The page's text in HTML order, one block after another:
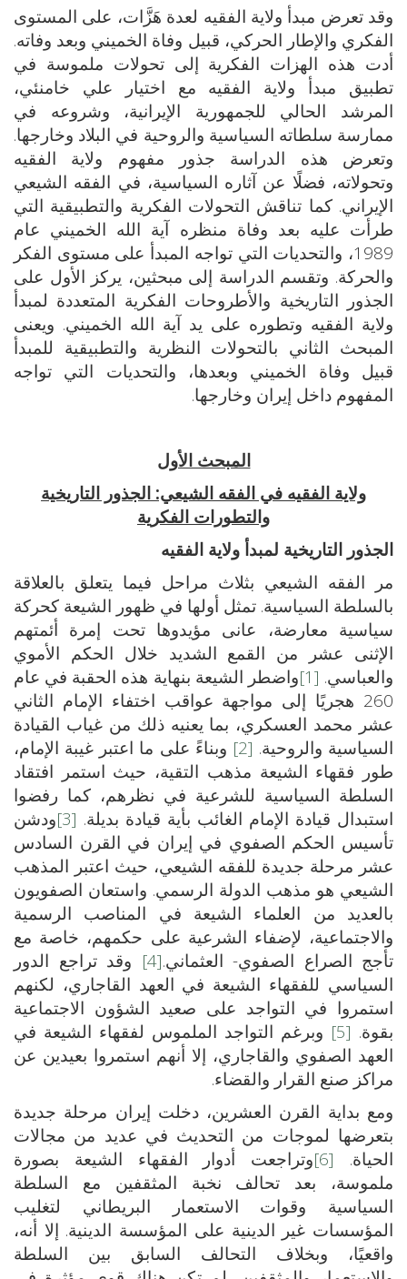
وقد تعرض مبدأ ولاية الفقيه لعدة هَزَّات، على المستوى
الفكري والإطار الحركي، قبيل وفاة الخميني وبعد وفاته.
أدت هذه الهزات الفكرية إلى تحولات ملموسة في
تطبيق مبدأ ولاية الفقيه مع اختيار علي خامنئي،
المرشد الحالي للجمهورية الإيرانية، وشروعه في
ممارسة سلطاته السياسية والروحية في البلاد وخارجها.
وتعرض هذه الدراسة جذور مفهوم ولاية الفقيه
وتحولاته، فضلًا عن آثاره السياسية، في الفقه الشيعي
الإيراني. كما تناقش التحولات الفكرية والتطبيقية التي
طرأت عليه بعد وفاة منظره آية الله الخميني عام
1989، والتحديات التي تواجه المبدأ على مستوى الفكر
والحركة. وتقسم الدراسة إلى مبحثين، يركز الأول على
الجذور التاريخية والأطروحات الفكرية المتعددة لمبدأ
ولاية الفقيه وتطوره على يد آية الله الخميني. ويعنى
المبحث الثاني بالتحولات النظرية والتطبيقية للمبدأ
قبيل وفاة الخميني وبعدها، والتحديات التي تواجه
المفهوم داخل إيران وخارجها.
المبحث الأول
ولاية الفقيه في الفقه الشيعي: الجذور التاريخية
والتطورات الفكرية
الجذور التاريخية لمبدأ ولاية الفقيه
مر الفقه الشيعي بثلاث مراحل فيما يتعلق بالعلاقة
بالسلطة السياسية. تمثل أولها في ظهور الشيعة كحركة
سياسية معارضة، عانى مؤيدوها تحت إمرة أئمتهم
الإثنى عشر من القمع الشديد خلال الحكم الأموي
والعباسي. [1]
واضطر الشيعة بنهاية هذه الحقبة في عام
260 هجريًا إلى مواجهة عواقب اختفاء الإمام الثاني
عشر محمد العسكري، بما يعنيه ذلك من غياب القيادة
السياسية والروحية. [2]
وبناءً على ما اعتبر غيبة الإمام،
طور فقهاء الشيعة مذهب التقية، حيث استمر افتقاد
السلطة السياسية للشرعية في نظرهم، كما رفضوا
استبدال قيادة الإمام الغائب بأية قيادة بديلة. [3]
ودشن
تأسيس الحكم الصفوي في إيران في القرن السادس
عشر مرحلة جديدة للفقه الشيعي، حيث اعتبر المذهب
الشيعي هو مذهب الدولة الرسمي. واستعان الصفويون
بالعديد من العلماء الشيعة في المناصب الرسمية
والاجتماعية، لإضفاء الشرعية على حكمهم، خاصة مع
تأجج الصراع الصفوي- العثماني.[4]
وقد تراجع الدور
السياسي للفقهاء الشيعة في العهد القاجاري، لكنهم
استمروا في التواجد على صعيد الشؤون الاجتماعية
بقوة. [5]
وبرغم التواجد الملموس لفقهاء الشيعة في
العهد الصفوي والقاجاري، إلا أنهم استمروا بعيدين عن
مراكز صنع القرار والقضاء.
ومع بداية القرن العشرين، دخلت إيران مرحلة جديدة
بتعرضها لموجات من التحديث في عديد من مجالات
الحياة. [6]
وتراجعت أدوار الفقهاء الشيعة بصورة
ملموسة، بعد تحالف نخبة المثقفين مع السلطة
السياسية وقوات الاستعمار البريطاني لتغليب
المؤسسات غير الدينية على المؤسسة الدينية. إلا أنه،
واقعيًا، وبخلاف التحالف السابق بين السلطة